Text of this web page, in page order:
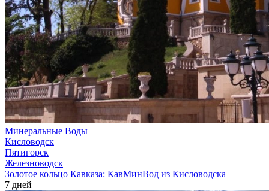
Минеральные Воды
Кисловодск
Пятигорск
Железноводск
Золотое кольцо Кавказа: КавМинВод из Кисловодска
7 дней